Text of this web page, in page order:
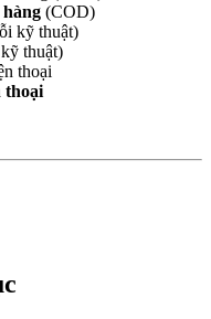
(COD)
thuật)
thoại